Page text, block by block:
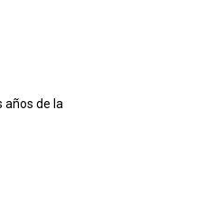
de la